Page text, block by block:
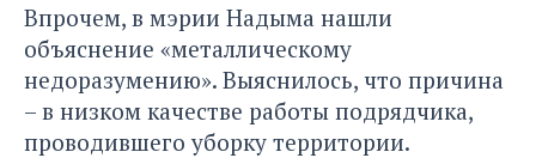
Впрочем, в мэрии Надыма нашли
объяснение «металлическому
недоразумению». Выяснилось, что причина
– в низком качестве работы подрядчика,
проводившего уборку территории.